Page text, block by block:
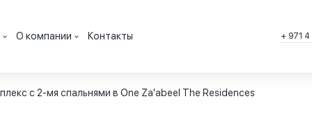
в Дубае, ОАЭ
О компании
История
Контакты + 971 4
с 2-мя спальнями в One Za'abeel The Residences